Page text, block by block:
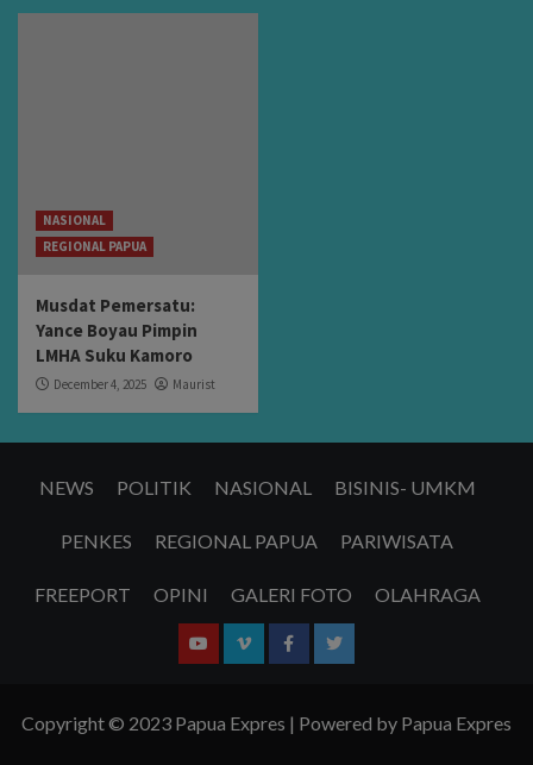
NASIONAL
REGIONAL PAPUA
Musdat Pemersatu:
Yance Boyau Pimpin
LMHA Suku Kamoro
December 4, 2025 Maurist
NEWS POLITIK NASIONAL BISINIS- UMKM
PENKES REGIONAL PAPUA PARIWISATA
FREEPORT OPINI GALERI FOTO OLAHRAGA
YoutubeVimeoFacebookTwitter
Copyright ©️ 2023 Papua Expres | Powered by Papua Expres